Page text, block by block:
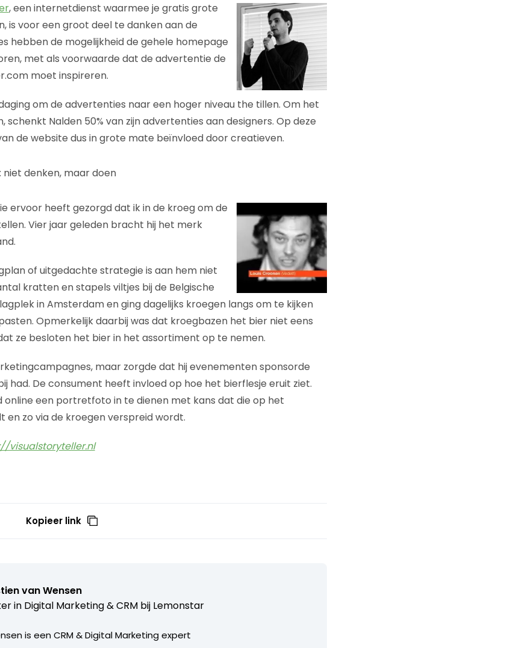
, een internetdienst waarmee je gratis grote
is voor een groot deel te danken aan de
hebben de mogelijkheid de gehele homepage
met als voorwaarde dat de advertentie de
moet inspireren.
om de advertenties naar een hoger niveau the tillen. Om het
schenkt Nalden 50% van zijn advertenties aan designers. Op deze
de website dus in grote mate beïnvloed door creatieven.
niet denken, maar doen
ervoor heeft gezorgd dat ik in de kroeg om de
Vier jaar geleden bracht hij het merk
of uitgedachte strategie is aan hem niet
kratten en stapels viltjes bij de Belgische
in Amsterdam en ging dagelijks kroegen langs om te kijken
Opmerkelijk daarbij was dat kroegbazen het bier niet eens
ze besloten het bier in het assortiment op te nemen.
maar zorgde dat hij evenementen sponsorde
had. De consument heeft invloed op hoe het bierflesje eruit ziet.
online een portretfoto in te dienen met kans dat die op het
en zo via de kroegen verspreid wordt.
visualstoryteller.nl
Kopieer link
van Wensen
in Digital Marketing & CRM bij Lemonstar
is een CRM & Digital Marketing expert